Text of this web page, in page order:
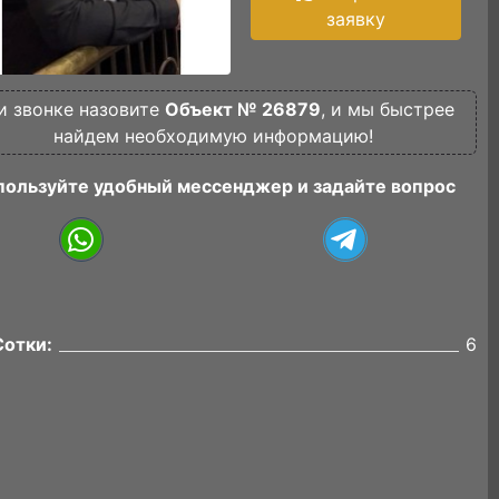
заявку
звонке назовите Объект № 26879, и мы быстрее
найдем необходимую информацию!
удобный мессенджер и задайте вопрос
6